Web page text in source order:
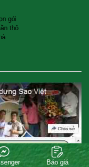
gói
thô
. All rights reserved.
Báo giá